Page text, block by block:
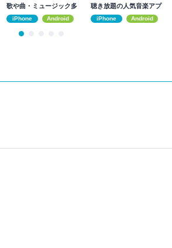
歌や曲・ミュージック多
数！iPhone Android
聴き放題の人気音楽アプ
リiPhone Android